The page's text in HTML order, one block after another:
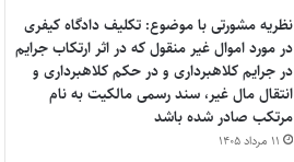
نظریه مشورتی با موضوع: تکلیف دادگاه کیفری
در مورد اموال غیر منقول که در اثر ارتکاب جرایم
در جرایم کلاهبرداری و در حکم کلاهبرداری و
انتقال مال غیر، سند رسمی مالکیت به نام
مرتکب صادر شده باشد
۱۱ مرداد ۱۴۰۵